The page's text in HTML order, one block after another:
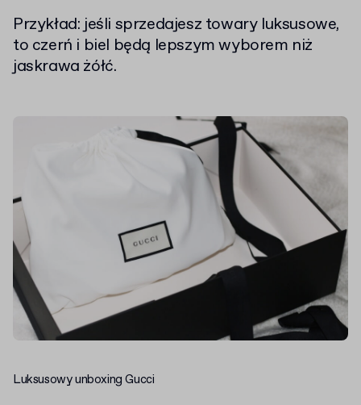
Przykład: jeśli sprzedajesz towary luksusowe,
to czerń i biel będą lepszym wyborem niż
jaskrawa żółć.
Luksusowy unboxing Gucci